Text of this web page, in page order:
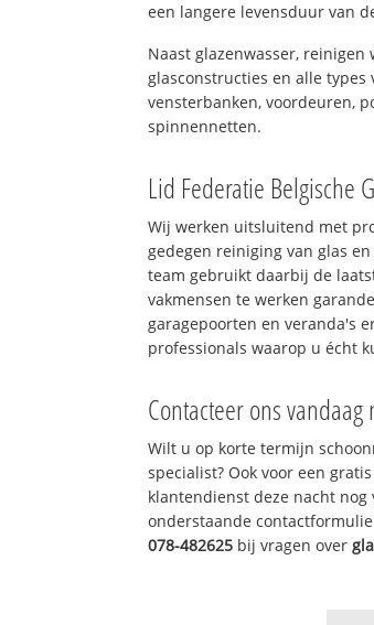
een langere levensduur van
Naast glazenwasser,
glasconstructies en alle
vensterbanken, voordeuren,
spinnennetten.
Lid Federatie Belgische
Wij werken uitsluitend met
gedegen reiniging van glas
team gebruikt daarbij de
vakmensen te werken
garagepoorten en veranda's
professionals waarop u écht
Contacteer ons
Wilt u op korte termijn
specialist? Ook voor een
klantendienst deze nacht
onderstaande
078-482625 bij vragen over